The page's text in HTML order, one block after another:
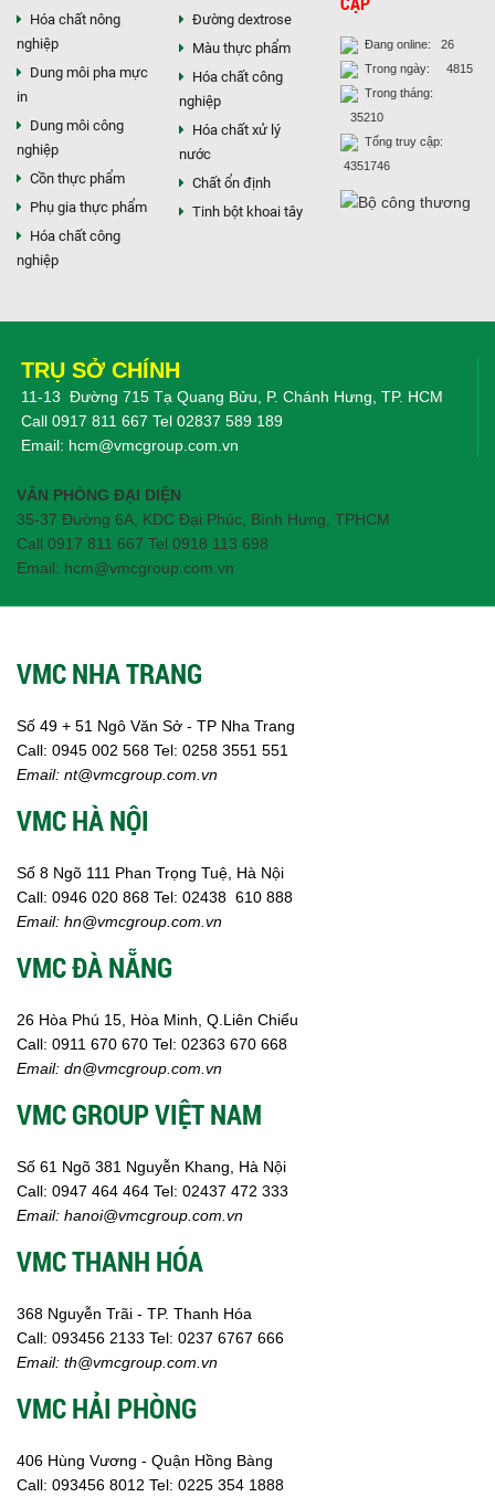
Hóa chất nông
nghiệp
Dung môi pha mực
in
Dung môi công
nghiệp
Cồn thực phẩm
Phụ gia thực phẩm
Hóa chất công
nghiệp
Đường dextrose
Màu thực phẩm
Hóa chất công
nghiệp
Hóa chất xử lý
nước
Chất ổn định
Tinh bột khoai tây
Đang online: 26
Trong ngày: 4815
Trong tháng:
35210
Tổng truy cập:
4351746
TRỤ SỞ CHÍNH
11-13 Đường 715 Tạ Quang Bửu, P. Chánh Hưng, TP. HCM
Call 0917 811 667 Tel 02837 589 189
Email: hcm@vmcgroup.com.vn
VĂN PHÒNG ĐẠI DIỆN
35-37 Đường 6A, KDC Đại Phúc, Bình Hưng, TPHCM
Call 0917 811 667 Tel 0918 113 698
Email: hcm@vmcgroup.com.vn
VMC NHA TRANG
Số 49 + 51 Ngô Văn Sở - TP Nha Trang
Call: 0945 002 568 Tel: 0258 3551 551
Email: nt@vmcgroup.com.vn
VMC HÀ NỘI
Số 8 Ngõ 111 Phan Trọng Tuệ, Hà Nội
Call: 0946 020 868 Tel: 02438 610 888
Email: hn@vmcgroup.com.vn
VMC ĐÀ NẴNG
26 Hòa Phú 15, Hòa Minh, Q.Liên Chiểu
Call: 0911 670 670 Tel: 02363 670 668
Email: dn@vmcgroup.com.vn
VMC GROUP VIỆT NAM
Số 61 Ngõ 381 Nguyễn Khang, Hà Nội
Call: 0947 464 464 Tel: 02437 472 333
Email: hanoi@vmcgroup.com.vn
VMC THANH HÓA
368 Nguyễn Trãi - TP. Thanh Hóa
Call: 093456 2133 Tel: 0237 6767 666
Email: th@vmcgroup.com.vn
VMC HẢI PHÒNG
406 Hùng Vương - Quận Hồng Bàng
Call: 093456 8012 Tel: 0225 354 1888